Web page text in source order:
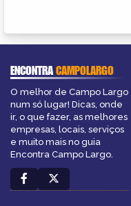
ENCONTRACAMPOLARGO
O melhor de Campo Largo
num só lugar! Dicas, onde
ir, o que fazer, as melhores
empresas, locais, serviços
e muito mais no guia
Encontra Campo Largo.